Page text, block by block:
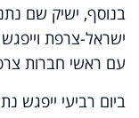
בנוסף, ישיק שם
ישראל-צרפת
עם ראשי חברות
ביום רביעי ייפגש